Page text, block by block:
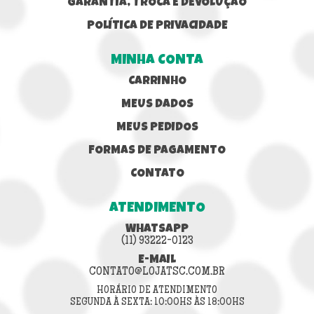
GARANTIA, TROCA E DEVOLUÇÃO
POLÍTICA DE PRIVACIDADE
MINHA CONTA
CARRINHO
MEUS DADOS
MEUS PEDIDOS
FORMAS DE PAGAMENTO
CONTATO
ATENDIMENTO
WHATSAPP
(11) 93222-0123
E-MAIL
CONTATO@LOJATSC.COM.BR
HORÁRIO DE ATENDIMENTO
SEGUNDA À SEXTA: 10:00HS ÀS 18:00HS